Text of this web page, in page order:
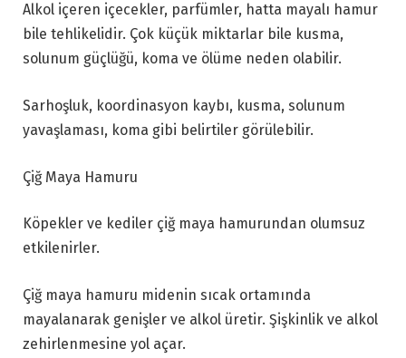
Alkol içeren içecekler, parfümler, hatta mayalı hamur
bile tehlikelidir. Çok küçük miktarlar bile kusma,
solunum güçlüğü, koma ve ölüme neden olabilir.
Sarhoşluk, koordinasyon kaybı, kusma, solunum
yavaşlaması, koma gibi belirtiler görülebilir.
Çiğ Maya Hamuru
Köpekler ve kediler çiğ maya hamurundan olumsuz
etkilenirler.
Çiğ maya hamuru midenin sıcak ortamında
mayalanarak genişler ve alkol üretir. Şişkinlik ve alkol
zehirlenmesine yol açar.